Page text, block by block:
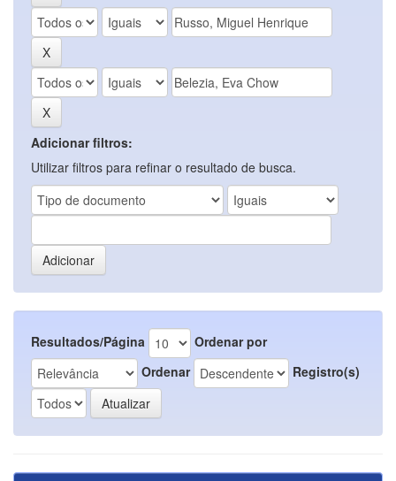
Adicionar filtros:
Utilizar filtros para refinar o resultado de busca.
Resultados/Página
Ordenar por
Ordenar
Registro(s)